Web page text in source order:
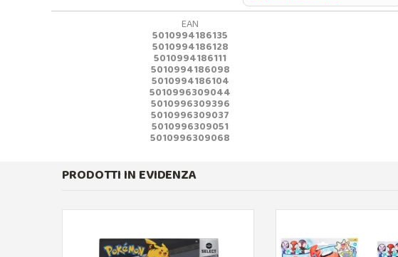
EAN
5010994186135
5010994186128
5010994186111
5010994186098
5010994186104
5010996309044
5010996309396
5010996309037
5010996309051
5010996309068
PRODOTTI IN EVIDENZA